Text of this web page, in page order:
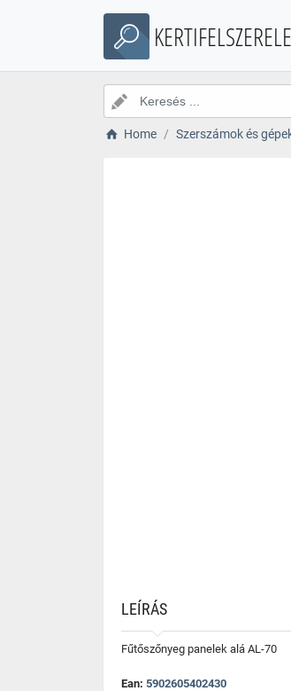
Home Szerszámok és
LEÍRÁS
Fűtőszőnyeg panelek alá AL-70
Ean: 5902605402430